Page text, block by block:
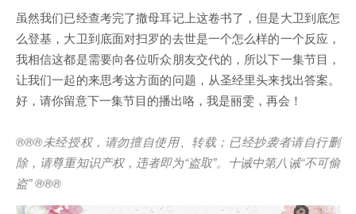
虽然我们已经查考完了撒母耳记上这卷书了，但是大卫到底怎
么登基，大卫到底面对扫罗的去世是一个怎么样的一个反应，
我相信这都是需要向各位听众朋友交代的，所以下一集节目，
让我们一起的来思考这方面的问题，从圣经里头来找出答案。
好，请你留意下一集节目的播出咯，我是丽雯，再会！
®®®未经授权，请勿擅自使用、转载；已经抄袭者请自行删
除，请尊重知识产权，违者即为“盗取”。十诫中第八诫“不可偷
盗” ®®®